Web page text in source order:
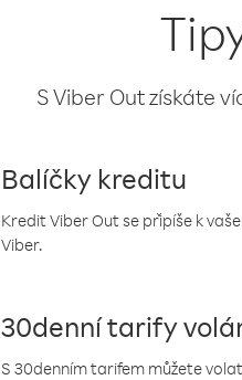
S Viber Out získáte
Balíčky kreditu
Kredit Viber Out se připíše k
Viber.
30denní tarify
S 30denním tarifem můžete